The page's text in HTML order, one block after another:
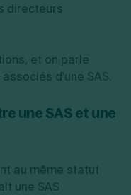
directeurs
et on parle
d'une SAS.
une SAS et une
au même statut
une SAS